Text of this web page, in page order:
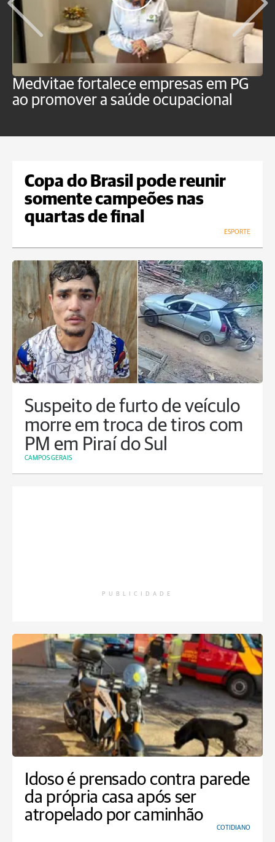
Medvitae fortalece empresas em PG
ao promover a saúde ocupacional
Copa do Brasil pode reunir
somente campeões nas
quartas de final
ESPORTE
Suspeito de furto de veículo
morre em troca de tiros com
PM em Piraí do Sul
CAMPOS GERAIS
PUBLICIDADE
Idoso é prensado contra parede
da própria casa após ser
atropelado por caminhão
COTIDIANO